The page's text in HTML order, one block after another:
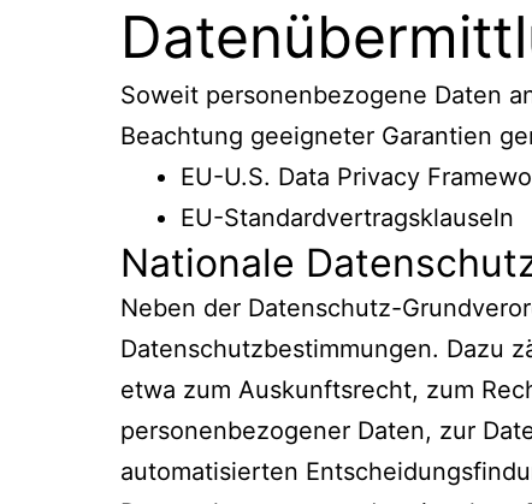
Soweit personenbezogene Daten
Beachtung geeigneter Garantien
EU-U.S. Data Privacy
EU-Standardvertragsklauseln
Nationale
Neben der Datenschutz-
Datenschutzbestimmungen. Dazu
etwa zum Auskunftsrecht, zum
personenbezogener Daten, zur
automatisierten